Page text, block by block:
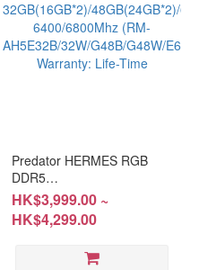
Predator HERMES RGB
DDR5
32GB(16GB*2)/48GB(24GB*2)/
6400/6800Mhz (RM-
AH5E32B/32W/G48B/G48W/
HK$3,999.00 ~
HK$4,299.00